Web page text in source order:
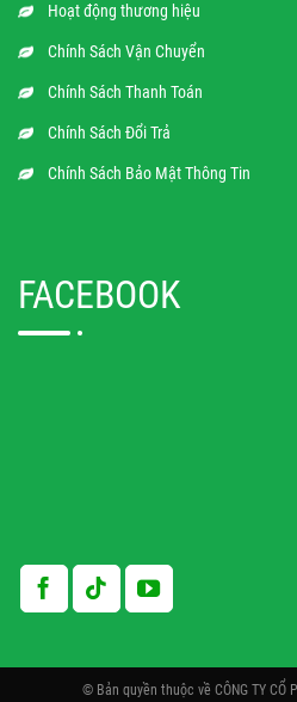
Hoạt động thương hiệu
Chính Sách Vận Chuyển
Chính Sách Thanh Toán
Chính Sách Đổi Trả
Chính Sách Bảo Mật Thông Tin
FACEBOOK
© Bản quyền thuộc về CÔNG TY CỔ